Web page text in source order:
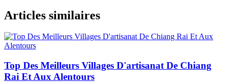
Articles similaires
Top Des Meilleurs Villages D'artisanat De Chiang
Rai Et Aux Alentours